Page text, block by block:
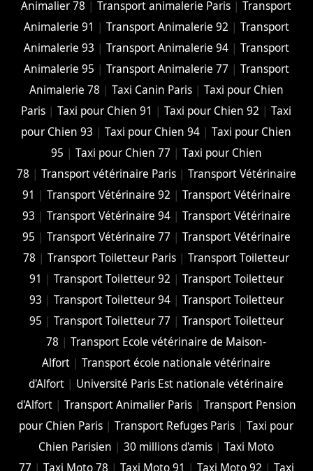
Animalier 78 |Transport animalerie Paris |Transport
Animalerie 91 | Transport Animalerie 92 | Transport
Animalerie 93 | Transport Animalerie 94| Transport
Animalerie 95 | Transport Animalerie 77 | Transport
Animalerie 78 | Taxi Canin Paris| Taxi pour Chien
Paris |Taxi pour Chien 91 |Taxi pour Chien 92 |Taxi
pour Chien 93 |Taxi pour Chien 94 |Taxi pour Chien
95 | Taxi pour Chien 77 | Taxi pour Chien
78 | Transport vétérinaire Paris| Transport Vétérinaire
91 | Transport Vétérinaire 92 | Transport Vétérinaire
93 | Transport Vétérinaire 94| Transport Vétérinaire
95 | Transport Vétérinaire 77 | Transport Vétérinaire
78 |Transport Toiletteur Paris |Transport Toiletteur
91 | Transport Toiletteur 92 | Transport Toiletteur
93 | Transport Toiletteur 94| Transport Toiletteur
95 | Transport Toiletteur 77 | Transport Toiletteur
78 |Transport Ecole vétérinaire de Maison-
Alfort |Transport école nationale vétérinaire
d'Alfort | Université Paris Est nationale vétérinaire
d'Alfort| Transport Animalier Paris| Transport Pension
pour Chien Paris |Transport Refuges Paris |Taxi pour
Chien Parisien |30 millions d'amis |Taxi Moto
77 | Taxi Moto 78 | Taxi Moto 91 | Taxi Moto 92 | Taxi